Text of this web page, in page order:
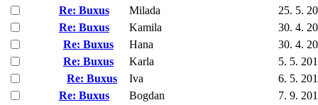
Re: Buxus
Milada
25. 5.
Re: Buxus
Kamila
30. 4.
Re: Buxus
Hana
30. 4.
Re: Buxus
Karla
5. 5.
Re: Buxus
Iva
6. 5.
Re: Buxus
Bogdan
7. 9.